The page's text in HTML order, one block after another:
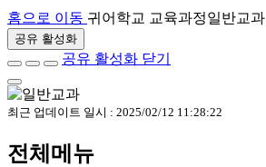
홈으로 이동 귀어학교 교육과정일반교과
공유 활성화
공유 활성화 닫기
최근 업데이트 일시 : 2025/02/12 11:28:22
전체메뉴